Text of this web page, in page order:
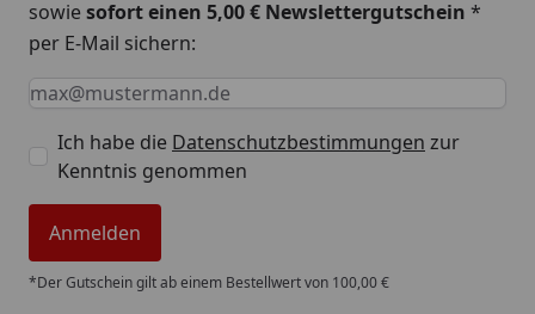
sowiesofort einen 5,00 € Newslettergutschein *
per E-Mail sichern:
Keine Eingabe erforderlich
Eingabe erforderlich
E-Mail *
Ich habe die Datenschutzbestimmungen zur
Kenntnis genommen
Anmelden
*Der Gutschein gilt ab einem Bestellwert von 100,00 €